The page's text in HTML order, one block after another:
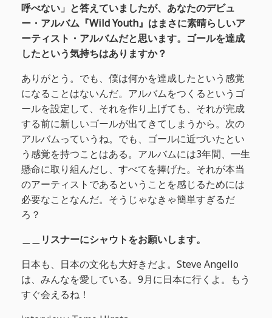
呼べない」と答えていましたが、あなたのデビュ
ー・アルバム『Wild Youth』はまさに素晴らしいア
ーティスト・アルバムだと思います。ゴールを達成
したという気持ちはありますか？
ありがとう。でも、僕は何かを達成したという感覚
になることはないんだ。アルバムをつくるというゴ
ールを設定して、それを作り上げても、それが完成
する前に新しいゴールが出てきてしまうから。次の
アルバムっていうね。でも、ゴールに近づいたとい
う感覚を持つことはある。アルバムには3年間、一生
懸命に取り組んだし、すべてを捧げた。それが本当
のアーティストであるということを感じるためには
必要なことなんだ。そうじゃなきゃ簡単すぎるだ
ろ？
＿＿リスナーにシャウトをお願いします。
日本も、日本の文化も大好きだよ。Steve Angello
は、みんなを愛している。9月に日本に行くよ。もう
すぐ会えるね！